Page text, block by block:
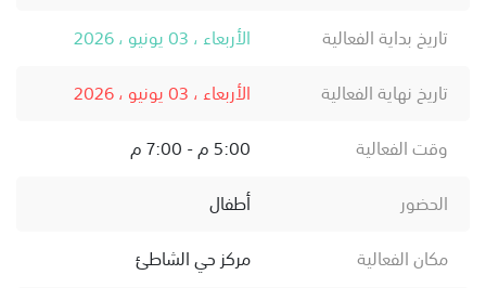
تاريخ بداية الفعالية
الأربعاء ، 03 يونيو ، 2026
تاريخ نهاية الفعالية
الأربعاء ، 03 يونيو ، 2026
وقت الفعالية
5:00 م - 7:00 م
الحضور
أطفال
مكان الفعالية
مركز حي الشاطئ